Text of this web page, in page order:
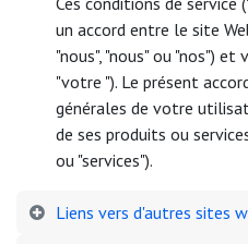
un accord entre le site
"nous", "nous" ou "nos")
"votre "). Le présent
générales de votre
de ses produits ou
ou "services").
Liens vers d'autres sites